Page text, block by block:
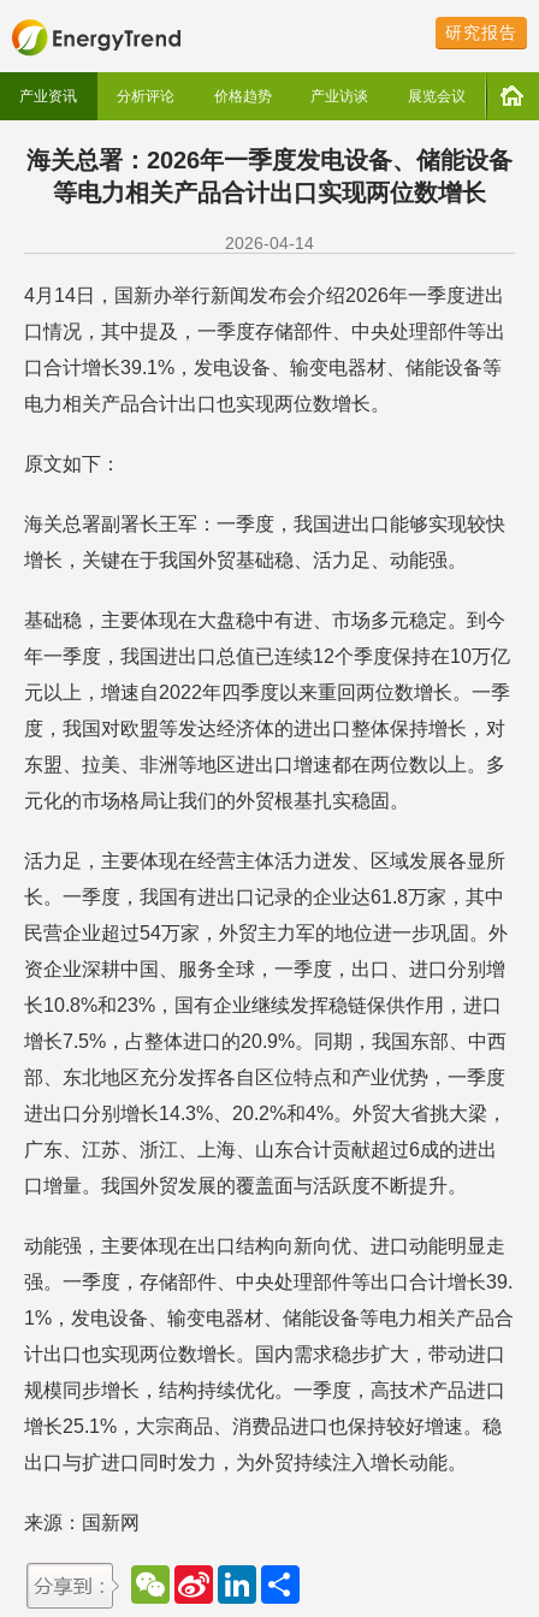
研究报告
产业资讯 分析评论 价格趋势 产业访谈 展览会议
海关总署：2026年一季度发电设备、储能设备
等电力相关产品合计出口实现两位数增长
2026-04-14
4月14日，国新办举行新闻发布会介绍2026年一季度进出
口情况，其中提及，一季度存储部件、中央处理部件等出
口合计增长39.1%，发电设备、输变电器材、储能设备等
电力相关产品合计出口也实现两位数增长。
原文如下：
海关总署副署长王军：一季度，我国进出口能够实现较快
增长，关键在于我国外贸基础稳、活力足、动能强。
基础稳，主要体现在大盘稳中有进、市场多元稳定。到今
年一季度，我国进出口总值已连续12个季度保持在10万亿
元以上，增速自2022年四季度以来重回两位数增长。一季
度，我国对欧盟等发达经济体的进出口整体保持增长，对
东盟、拉美、非洲等地区进出口增速都在两位数以上。多
元化的市场格局让我们的外贸根基扎实稳固。
活力足，主要体现在经营主体活力迸发、区域发展各显所
长。一季度，我国有进出口记录的企业达61.8万家，其中
民营企业超过54万家，外贸主力军的地位进一步巩固。外
资企业深耕中国、服务全球，一季度，出口、进口分别增
长10.8%和23%，国有企业继续发挥稳链保供作用，进口
增长7.5%，占整体进口的20.9%。同期，我国东部、中西
部、东北地区充分发挥各自区位特点和产业优势，一季度
进出口分别增长14.3%、20.2%和4%。外贸大省挑大梁，
广东、江苏、浙江、上海、山东合计贡献超过6成的进出
口增量。我国外贸发展的覆盖面与活跃度不断提升。
动能强，主要体现在出口结构向新向优、进口动能明显走
强。一季度，存储部件、中央处理部件等出口合计增长39.
1%，发电设备、输变电器材、储能设备等电力相关产品合
计出口也实现两位数增长。国内需求稳步扩大，带动进口
规模同步增长，结构持续优化。一季度，高技术产品进口
增长25.1%，大宗商品、消费品进口也保持较好增速。稳
出口与扩进口同时发力，为外贸持续注入增长动能。
来源：国新网
W
e
S
L